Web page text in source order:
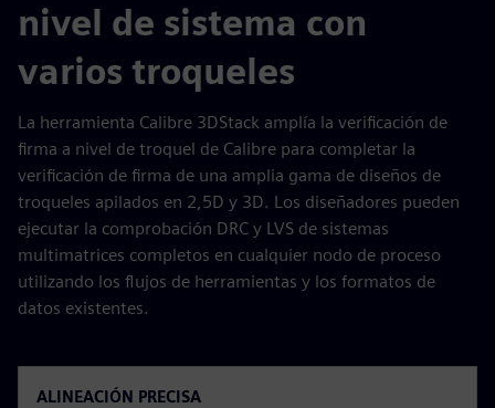
nivel de sistema con
varios troqueles
La herramienta Calibre 3DStack amplía la verificación de
firma a nivel de troquel de Calibre para completar la
verificación de firma de una amplia gama de diseños de
troqueles apilados en 2,5D y 3D. Los diseñadores pueden
ejecutar la comprobación DRC y LVS de sistemas
multimatrices completos en cualquier nodo de proceso
utilizando los flujos de herramientas y los formatos de
datos existentes.
ALINEACIÓN PRECISA